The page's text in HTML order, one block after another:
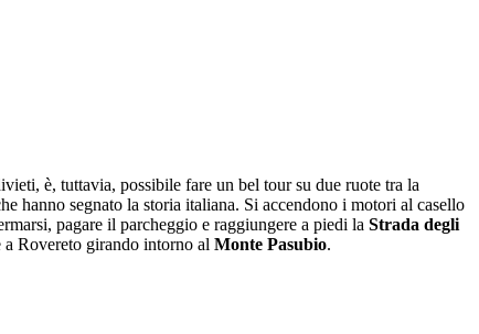
è, tuttavia, possibile fare un bel tour su due ruote tra la
hanno segnato la storia italiana. Si accendono i motori al casello
pagare il parcheggio e raggiungere a piedi la Strada degli
a Rovereto girando intorno al Monte Pasubio.